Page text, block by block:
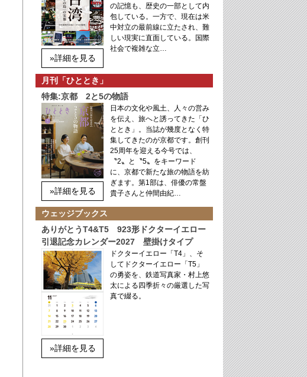
»詳細を見る
の記憶も、歴史の一部として内
包している。一方で、現在は米
中対立の最前線に立たされ、難
しい現実に直面している。国際
社会で複雑な立…
月刊「ひととき」
特集:京都 2と5の物語
»詳細を見る
日本の文化や風土、人々の営み
を伝え、旅へと誘ってきた「ひ
ととき」。当誌が幾度となく特
集してきたのが京都です。創刊
25周年を迎える今号では、
〝2〟と〝5〟をキーワード
に、京都で新たな旅の物語を紡
ぎます。第1部は、俳優の常盤
貴子さんと仲間由紀…
ウェッジブックス
ありがとうT4&T5 923形ドクターイエロー
引退記念カレンダー2027 壁掛けタイプ
»詳細を見る
ドクターイエロー「T4」、そ
してドクターイエロー「T5」
の勇姿を、鉄道写真家・村上悠
太による四季折々の厳選した写
真で綴る。